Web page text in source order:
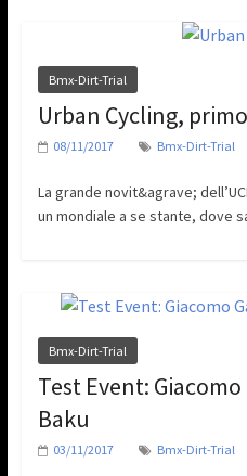
Bmx-Dirt-Trial
Urban Cycling,
08/11/2017 Bmx-Dirt-Trial
La grande novit&agrave;
un mondiale a se stante, dove
Bmx-Dirt-Trial
Test Event:
Baku
03/11/2017 Bmx-Dirt-Trial